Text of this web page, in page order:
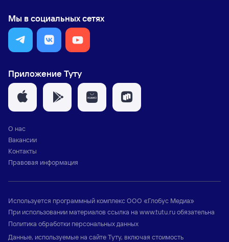
Мы в социальных сетях
Приложение Туту
О нас
Вакансии
Контакты
Правовая информация
Используется программный комплексООО «Глобус Медиа»
При использовании материалов ссылка на www.tutu.ruобязательна
Политика обработки персональных данных
Данные, используемые на сайте Туту, включая стоимость